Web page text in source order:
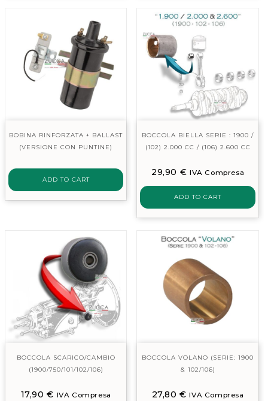
BOBINA RINFORZATA + BALLAST
(VERSIONE CON PUNTINE)
ADD TO CART
BOCCOLA BIELLA SERIE : 1900 /
(102) 2.000 CC / (106) 2.600 CC
29,90 € IVA Compresa
ADD TO CART
BOCCOLA SCARICO/CAMBIO
(1900/750/101/102/106)
17,90€ IVA Compresa
BOCCOLA VOLANO (SERIE: 1900
& 102/106)
27,80€ IVA Compresa